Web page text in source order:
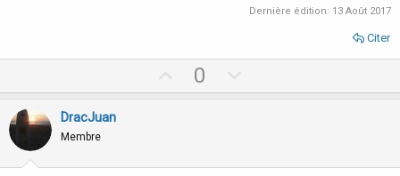
Dernière édition: 13 Août 2017
Citer
p
0
o
DracJuan
Membre